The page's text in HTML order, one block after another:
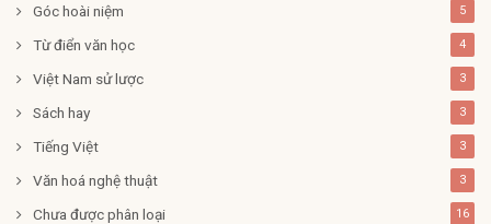
Góc hoài niệm 5
Từ điển văn học 4
Việt Nam sử lược 3
Sách hay 3
Tiếng Việt 3
Văn hoá nghệ thuật 3
Chưa được phân loại 16